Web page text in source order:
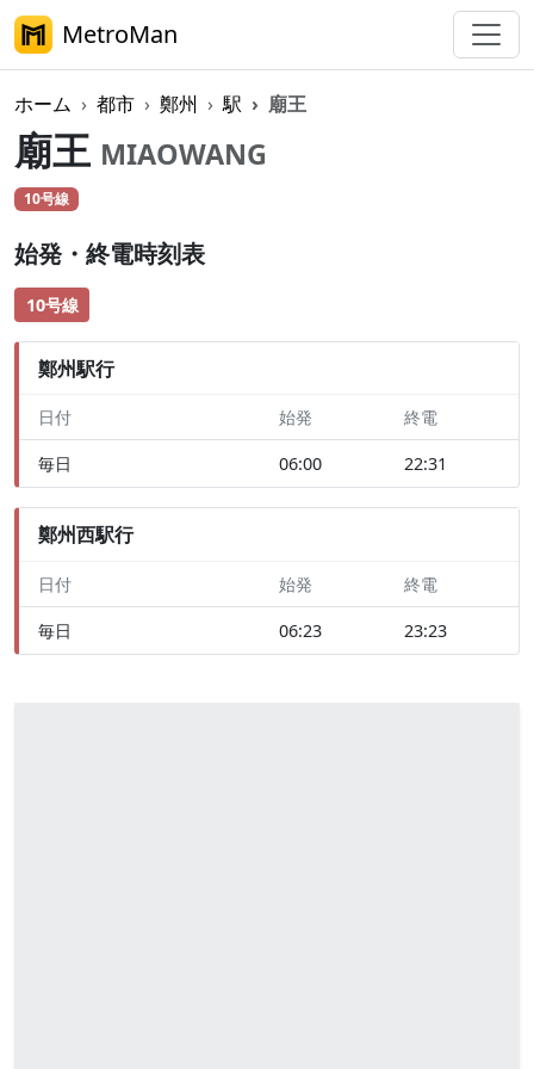
MetroMan
ホーム 都市 鄭州 駅 廟王
廟王 MIAOWANG
10号線
始発・終電時刻表
10号線
鄭州駅行
日付 始発 終電
毎日 06:00 22:31
鄭州西駅行
日付 始発 終電
毎日 06:23 23:23